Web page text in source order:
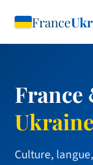
France
France
Ukraine
Culture, langue,